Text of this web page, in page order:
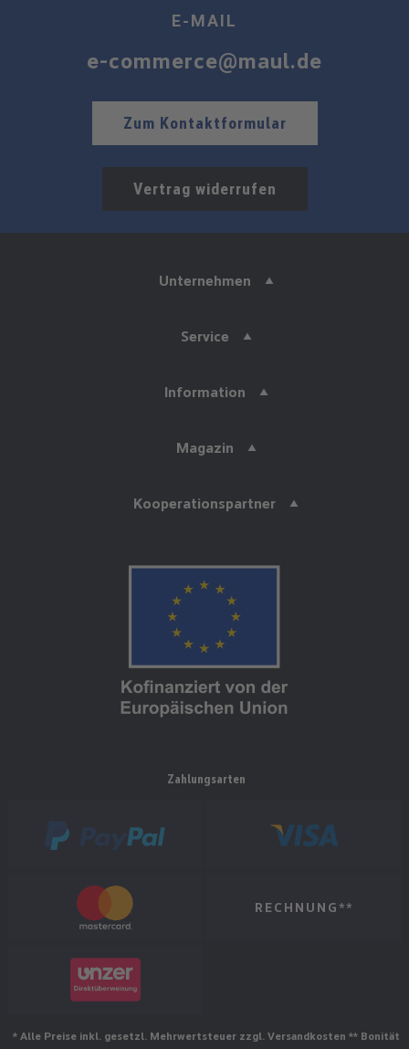
E-MAIL
e-commerce@maul.de
Zum Kontaktformular
Vertrag widerrufen
Unternehmen
Service
Information
Magazin
Kooperationspartner
Zahlungsarten
RECHNUNG**
* Alle Preise inkl. gesetzl. Mehrwertsteuer zzgl. Versandkosten ** Bonität